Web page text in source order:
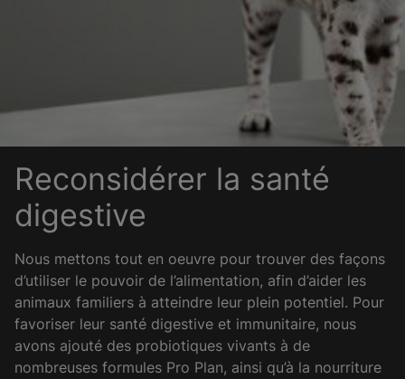
Reconsidérer la santé
digestive
Nous mettons tout en oeuvre pour trouver des façons
d’utiliser le pouvoir de l’alimentation, afin d’aider les
animaux familiers à atteindre leur plein potentiel. Pour
favoriser leur santé digestive et immunitaire, nous
avons ajouté des probiotiques vivants à de
nombreuses formules Pro Plan, ainsi qu’à la nourriture